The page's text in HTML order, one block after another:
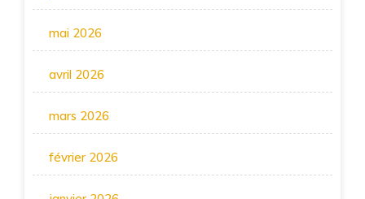
mai 2026
avril 2026
mars 2026
février 2026